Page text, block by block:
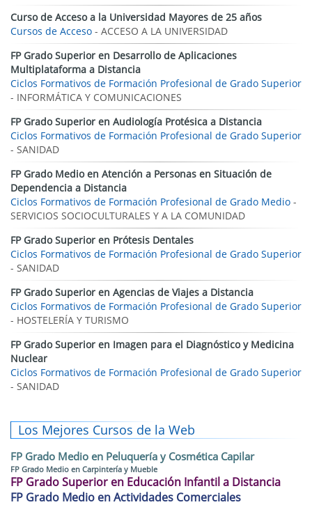
Curso de Acceso a la Universidad Mayores de 25 años
Cursos de Acceso - ACCESO A LA UNIVERSIDAD
FP Grado Superior en Desarrollo de Aplicaciones
Multiplataforma a Distancia
Ciclos Formativos de Formación Profesional de Grado Superior
- INFORMÁTICA Y COMUNICACIONES
FP Grado Superior en Audiología Protésica a Distancia
Ciclos Formativos de Formación Profesional de Grado Superior
- SANIDAD
FP Grado Medio en Atención a Personas en Situación de
Dependencia a Distancia
Ciclos Formativos de Formación Profesional de Grado Medio -
SERVICIOS SOCIOCULTURALES Y A LA COMUNIDAD
FP Grado Superior en Prótesis Dentales
Ciclos Formativos de Formación Profesional de Grado Superior
- SANIDAD
FP Grado Superior en Agencias de Viajes a Distancia
Ciclos Formativos de Formación Profesional de Grado Superior
- HOSTELERÍA Y TURISMO
FP Grado Superior en Imagen para el Diagnóstico y Medicina
Nuclear
Ciclos Formativos de Formación Profesional de Grado Superior
- SANIDAD
Los Mejores Cursos de la Web
FP Grado Medio en Peluquería y Cosmética Capilar
FP Grado Medio en Carpintería y Mueble
FP Grado Superior en Educación Infantil a Distancia
FP Grado Medio en Actividades Comerciales